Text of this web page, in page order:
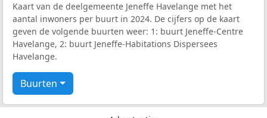
Kaart van de deelgemeente Jeneffe Havelange met het
aantal inwoners per buurt in 2024. De cijfers op de kaart
geven de volgende buurten weer: 1: buurt Jeneffe-Centre
Havelange, 2: buurt Jeneffe-Habitations Dispersees
Havelange.
Buurten